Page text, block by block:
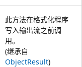
此方法在格式化程序
写入输出流之前调
用。
(继承自
ObjectResult)